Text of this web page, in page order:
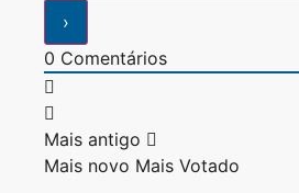
0 Comentários
Mais antigo
Mais novo Mais Votado